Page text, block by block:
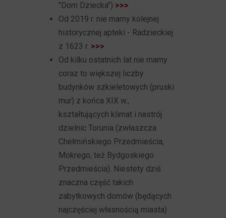
"Dom Dziecka") >>>
Od 2019 r. nie mamy kolejnej
historycznej apteki - Radzieckiej
z 1623 r. >>>
Od kilku ostatnich lat nie mamy
coraz to większej liczby
budynków szkieletowych (pruski
mur) z końca XIX w.,
kształtujących klimat i nastrój
dzielnic Torunia (zwłaszcza
Chełmińskiego Przedmieścia,
Mokrego, też Bydgoskiego
Przedmieścia). Niestety dziś
znaczna część takich
zabytkowych domów (będących
najczęściej własnością miasta)